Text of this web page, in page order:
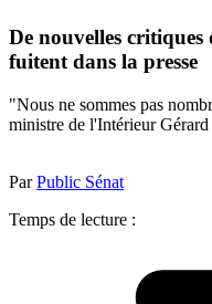
De nouvelles
fuitent dans la presse
"Nous ne sommes pas
ministre de l'Intérieur
ParPublic Sénat
Temps de lecture :